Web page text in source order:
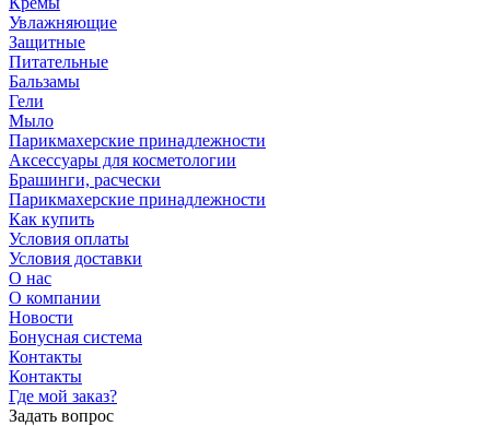
Увлажняющие
Защитные
Питательные
Бальзамы
Гели
Мыло
Парикмахерские принадлежности
Аксессуары для косметологии
Брашинги, расчески
Парикмахерские принадлежности
Как купить
Условия оплаты
Условия доставки
О нас
О компании
Новости
Бонусная система
Контакты
Контакты
Где мой заказ?
Задать вопрос